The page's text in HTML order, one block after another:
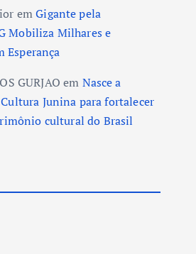
emGigante pela
Mobiliza Milhares e
Esperança
GURJAO em Nasce a
Junina para fortalecer
cultural do Brasil